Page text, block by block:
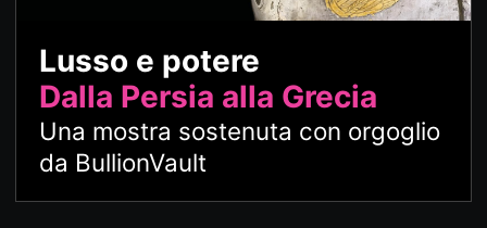
Lusso e potere
Dalla Persia alla Grecia
Una mostra sostenuta con orgoglio
da BullionVault